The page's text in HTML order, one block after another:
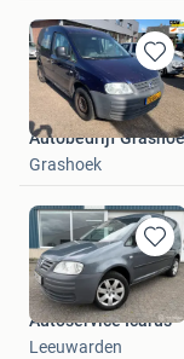
in
Mijn
Autobedrijf
Grashoek
in
Mijn
Autoservice Icarus
Leeuwarden